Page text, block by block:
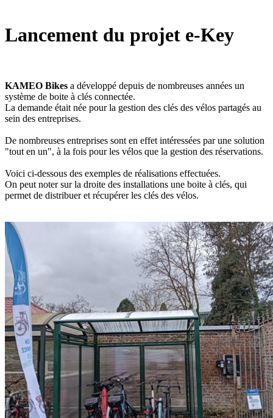
Lancement du projet e-Key
KAMEO Bikes a développé depuis de nombreuses années un
système de boite à clés connectée.
La demande était née pour la gestion des clés des vélos partagés au
sein des entreprises.
De nombreuses entreprises sont en effet intéressées par une solution
"tout en un", à la fois pour les vélos que la gestion des réservations.
Voici ci-dessous des exemples de réalisations effectuées.
On peut noter sur la droite des installations une boite à clés, qui
permet de distribuer et récupérer les clés des vélos.